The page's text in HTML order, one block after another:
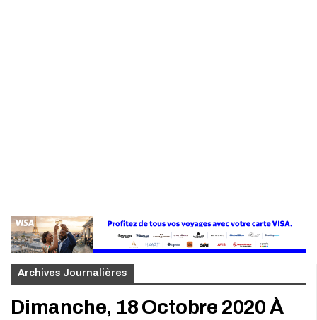
Archives Journalières
Dimanche, 18 Octobre 2020 À